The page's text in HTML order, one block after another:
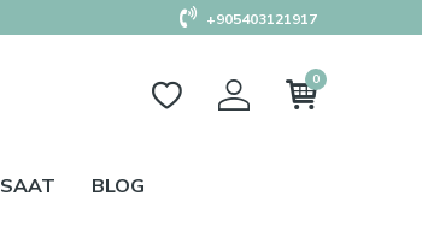
+905403121917
0
SAAT BLOG